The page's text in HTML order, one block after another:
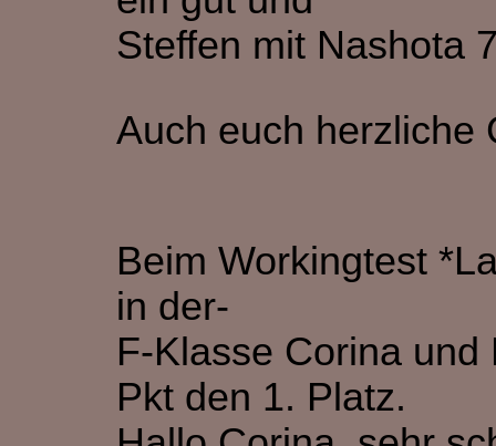
Steffen mit Nashota
Auch euch herzliche
Beim Workingtest
in der-
F-Klasse Corina
Pkt den 1. Platz.